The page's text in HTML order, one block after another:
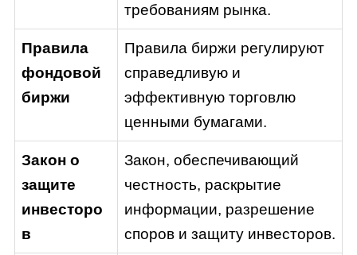
требованиям рынка.
Правила
фондовой
биржи
Правила биржи регулируют
справедливую и
эффективную торговлю
ценными бумагами.
Закон о
защите
инвесторо
в
Закон, обеспечивающий
честность, раскрытие
информации, разрешение
споров и защиту инвесторов.